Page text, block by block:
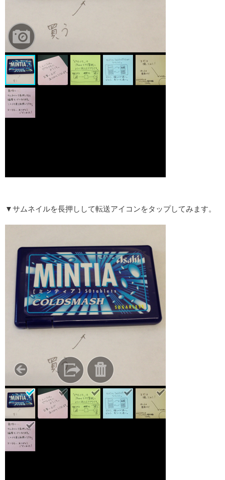
▼サムネイルを長押しして転送アイコンをタップしてみます。